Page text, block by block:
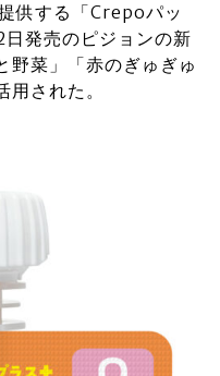
供する「Crepoパッ
発売のピジョンの新
野菜」「赤のぎゅぎゅ
された。